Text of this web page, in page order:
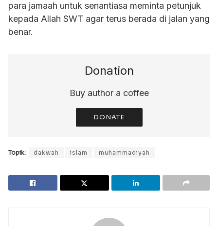
para jamaah untuk senantiasa meminta petunjuk
kepada Allah SWT agar terus berada di jalan yang
benar.
Donation
Buy author a coffee
DONATE
Topik: dakwah islam muhammadiyah